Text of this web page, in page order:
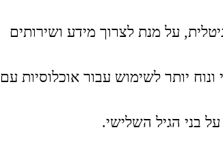
דיגיטלית, על מנת לצרוך מידע ושירותים
יותר לשימוש עבור אוכלוסיות עם
על בני הגיל השלישי.